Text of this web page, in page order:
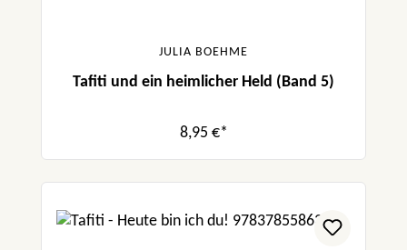
JULIA BOEHME
Tafiti und ein heimlicher Held (Band 5)
8,95 €*